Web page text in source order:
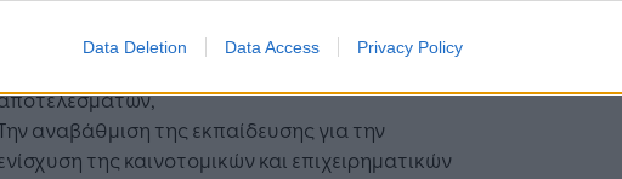
Data Deletion Data Access Privacy Policy
Τη διασύνδεση έρευνας και βιομηχανίας για την
αναβάθμιση της εκπαίδευσης για την
της καινοτομικών και επιχειρηματικών